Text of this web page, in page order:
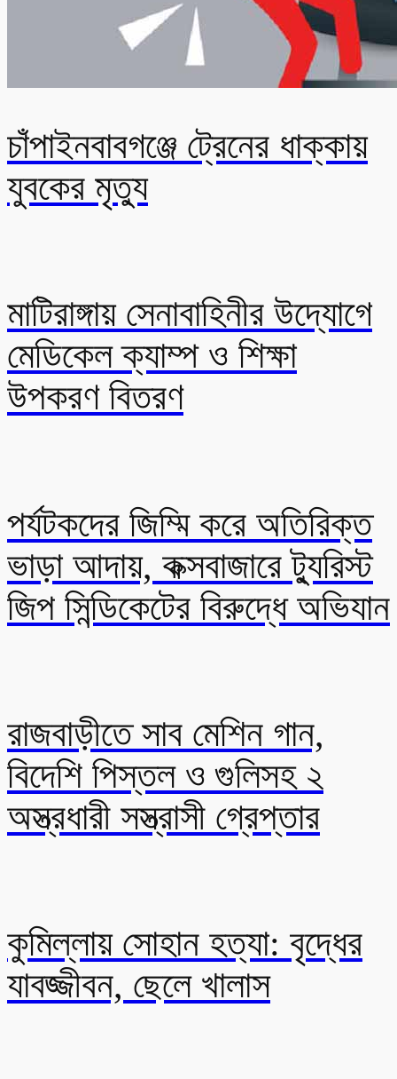
চাঁপাইনবাবগঞ্জে ট্রেনের ধাক্কায়
যুবকের মৃত্যু
মাটিরাঙ্গায় সেনাবাহিনীর উদ্যোগে
মেডিকেল ক্যাম্প ও শিক্ষা
উপকরণ বিতরণ
পর্যটকদের জিম্মি করে অতিরিক্ত
ভাড়া আদায়, কক্সবাজারে ট্যুরিস্ট
জিপ সিন্ডিকেটের বিরুদ্ধে অভিযান
রাজবাড়ীতে সাব মেশিন গান,
বিদেশি পিস্তল ও গুলিসহ ২
অস্ত্রধারী সস্ত্রাসী গ্রেপ্তার
কুমিল্লায় সোহান হত্যা: বৃদ্ধের
যাবজ্জীবন, ছেলে খালাস